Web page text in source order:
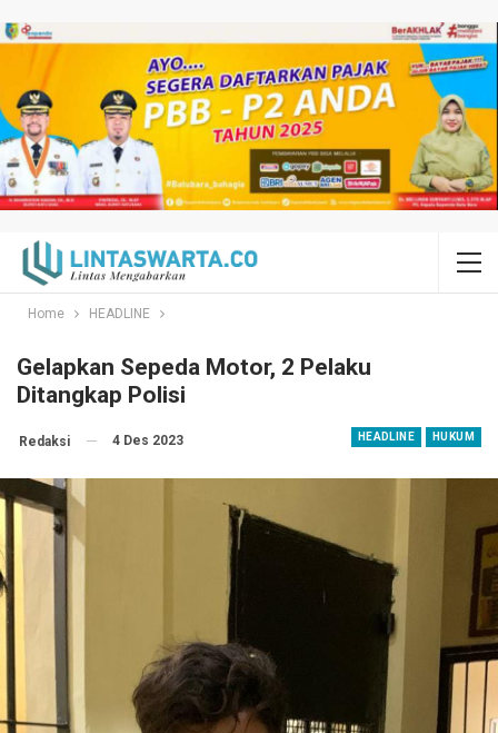
Home HEADLINE
Gelapkan Sepeda Motor, 2 Pelaku
Ditangkap Polisi
HEADLINE HUKUM
Redaksi 4 Des 2023